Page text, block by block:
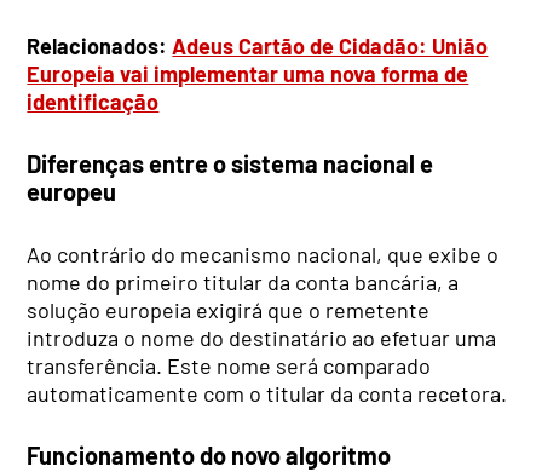
Relacionados:Adeus Cartão de Cidadão: União
Europeia vai implementar uma nova forma de
identificação
Diferenças entre o sistema nacional e
europeu
Ao contrário do mecanismo nacional, que exibe o
nome do primeiro titular da conta bancária, a
solução europeia exigirá que o remetente
introduza o nome do destinatário ao efetuar uma
transferência. Este nome será comparado
automaticamente com o titular da conta recetora.
Funcionamento do novo algoritmo